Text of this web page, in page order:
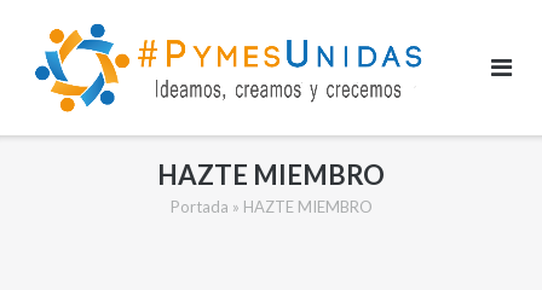
contenido
HAZTE MIEMBRO
Portada » HAZTE MIEMBRO